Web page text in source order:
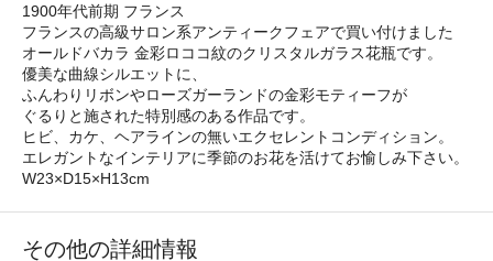
1900年代前期 フランス
フランスの高級サロン系アンティークフェアで買い付けました
オールドバカラ 金彩ロココ紋のクリスタルガラス花瓶です。
優美な曲線シルエットに、
ふんわりリボンやローズガーランドの金彩モティーフが
ぐるりと施された特別感のある作品です。
ヒビ、カケ、ヘアラインの無いエクセレントコンディション。
エレガントなインテリアに季節のお花を活けてお愉しみ下さい。
W23×D15×H13cm
その他の詳細情報